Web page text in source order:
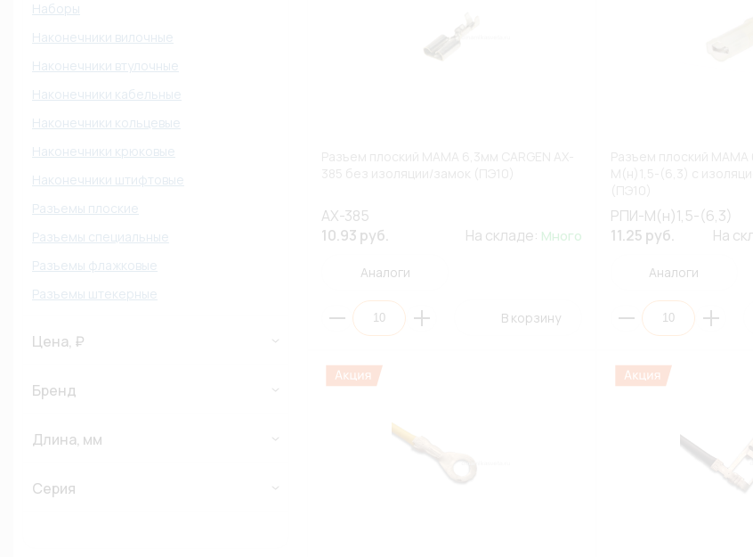
Наборы
Наконечники вилочные
Наконечники втулочные
Наконечники кабельные
Наконечники кольцевые
Наконечники крюковые
Наконечники штифтовые
Разъемы плоские
Разъемы специальные
Разъемы флажковые
Разъемы штекерные
Цена, ₽
Бренд
Длина, мм
Серия
AX-385
10.93 руб.
На складе: Много
Аналоги
В корзину
РПИ-М(н)1,5-(6,3)
11.25 руб.
На
Аналоги